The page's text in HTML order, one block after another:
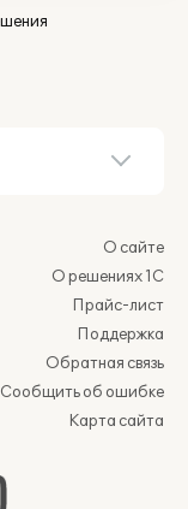
О сайте
О решениях 1С
Прайс-лист
Поддержка
Обратная связь
Сообщить об ошибке
Карта сайта